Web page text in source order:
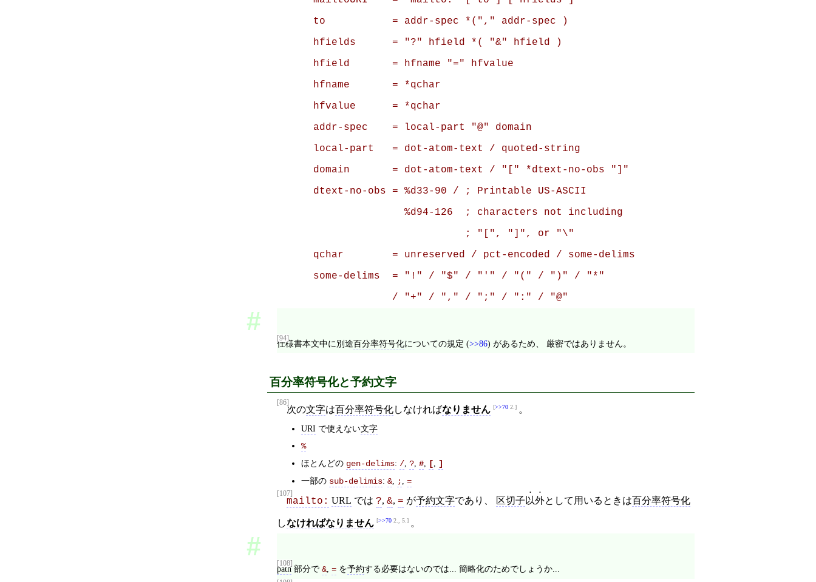
      to           = addr-spec *("," addr-spec )
      hfields      = "?" hfield *( "&" hfield )
      hfield       = hfname "=" hfvalue
      hfname       = *qchar
      hfvalue      = *qchar
      addr-spec    = local-part "@" domain
      local-part   = dot-atom-text / quoted-string
      domain       = dot-atom-text / "[" *dtext-no-obs "]"
      dtext-no-obs = %d33-90 / ; Printable US-ASCII
                     %d94-126  ; characters not including
                               ; "[", "]", or "\"
      qchar        = unreserved / pct-encoded / some-delims
      some-delims  = "!" / "$" / "'" / "(" / ")" / "*"
                   / "+" / "," / ";" / ":" / "@"
[94]
仕様書本文中に別途百分率符号化についての規定 (>>86) があるため、 厳密ではありません。
百分率符号化と予約文字
[86]
次の文字は百分率符号化しなければなりません >>70 2. 。
URI で使えない文字
%
ほとんどの gen-delims: / ? # [
]
一部の sub-delimis: & ; =
[107]
mailto: URL では ?, &, = が予約文字であり、 区切子 以外として用いるときは百分率符号化
しなければなりません >>70 2., 5. 。
[108]
path部分で & = を予約する必要はないのでは... 簡略化のためでしょうか...